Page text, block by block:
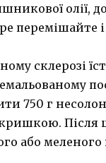
олії,
перемішайте
склерозі
750 г
Після
або меленого